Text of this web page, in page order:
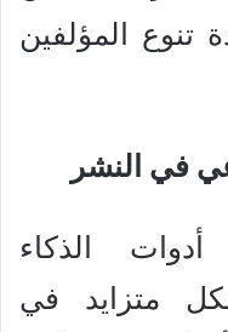
تنوع المؤلفين
في النشر
الذكاء
متزايد في